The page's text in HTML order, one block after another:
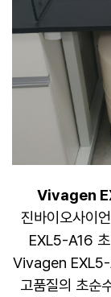
Vivagen
진바이오사이
EXL5-A16
Vivagen EXL5-
고품질의 초순